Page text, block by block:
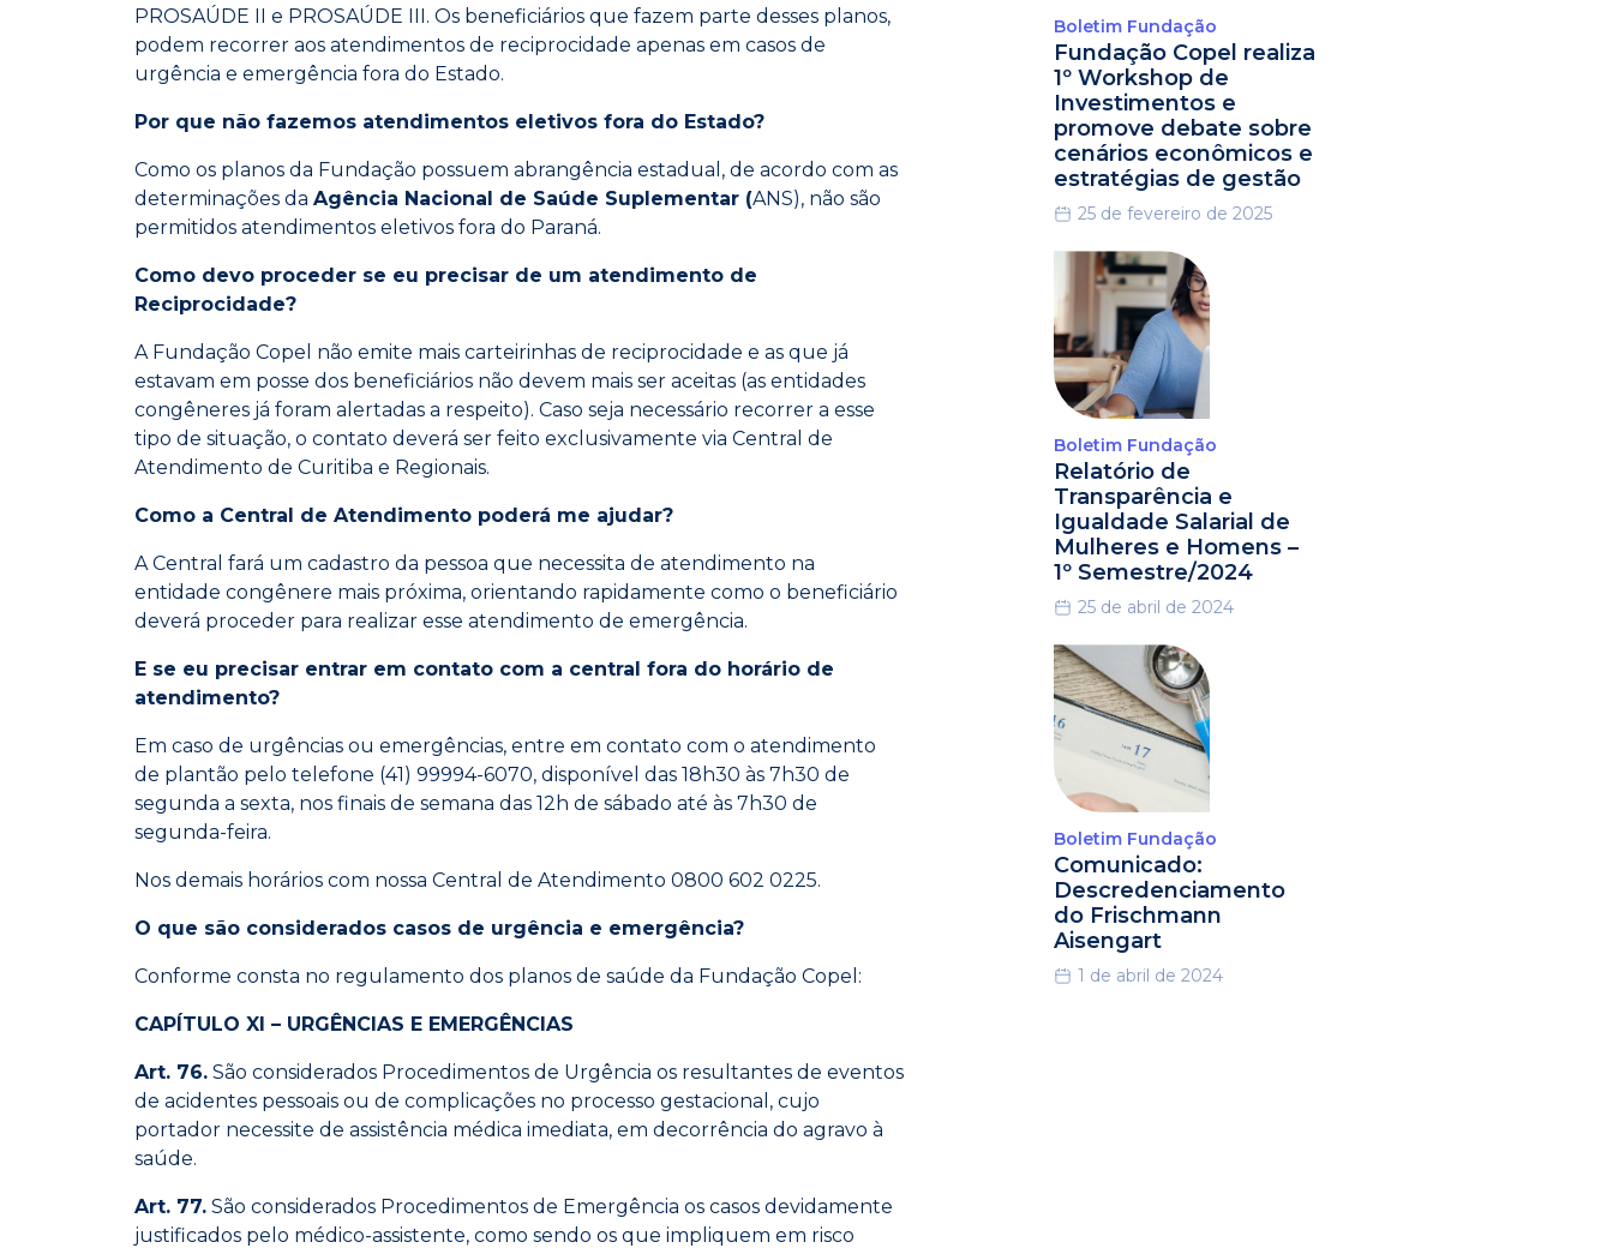
PROSAÚDE II e PROSAÚDE III. Os beneficiários que fazem parte desses planos,
podem recorrer aos atendimentos de reciprocidade apenas em casos de
urgência e emergência fora do Estado.
Por que não fazemos atendimentos eletivos fora do Estado?
Como os planos da Fundação possuem abrangência estadual, de acordo com as
determinações da Agência Nacional de Saúde Suplementar (ANS), não são
permitidos atendimentos eletivos fora do Paraná.
Como devo proceder se eu precisar de um atendimento de
Reciprocidade?
A Fundação Copel não emite mais carteirinhas de reciprocidade e as que já
estavam em posse dos beneficiários não devem mais ser aceitas (as entidades
congêneres já foram alertadas a respeito). Caso seja necessário recorrer a esse
tipo de situação, o contato deverá ser feito exclusivamente via Central de
Atendimento de Curitiba e Regionais.
Como a Central de Atendimento poderá me ajudar?
A Central fará um cadastro da pessoa que necessita de atendimento na
entidade congênere mais próxima, orientando rapidamente como o beneficiário
deverá proceder para realizar esse atendimento de emergência.
E se eu precisar entrar em contato com a central fora do horário de
atendimento?
Em caso de urgências ou emergências, entre em contato com o atendimento
de plantão pelo telefone (41) 99994-6070, disponível das 18h30 às 7h30 de
segunda a sexta, nos finais de semana das 12h de sábado até às 7h30 de
segunda-feira.
Nos demais horários com nossa Central de Atendimento 0800 602 0225.
O que são considerados casos de urgência e emergência?
Conforme consta no regulamento dos planos de saúde da Fundação Copel:
CAPÍTULO XI – URGÊNCIAS E EMERGÊNCIAS
Art. 76. São considerados Procedimentos de Urgência os resultantes de eventos
de acidentes pessoais ou de complicações no processo gestacional, cujo
portador necessite de assistência médica imediata, em decorrência do agravo à
saúde.
Art. 77. São considerados Procedimentos de Emergência os casos devidamente
justificados pelo médico-assistente, como sendo os que impliquem em risco
Boletim Fundação
Fundação Copel realiza
1º Workshop de
Investimentos e
promove debate sobre
cenários econômicos e
estratégias de gestão
25 de fevereiro de 2025
Boletim Fundação
Relatório de
Transparência e
Igualdade Salarial de
Mulheres e Homens –
1º Semestre/2024
25 de abril de 2024
Boletim Fundação
Comunicado:
Descredenciamento
do Frischmann
Aisengart
1 de abril de 2024